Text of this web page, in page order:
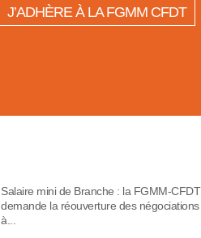
J’ADHÈRE À LA FGMM CFDT
Salaire mini de Branche : la FGMM-CFDT
demande la réouverture des négociations
à...